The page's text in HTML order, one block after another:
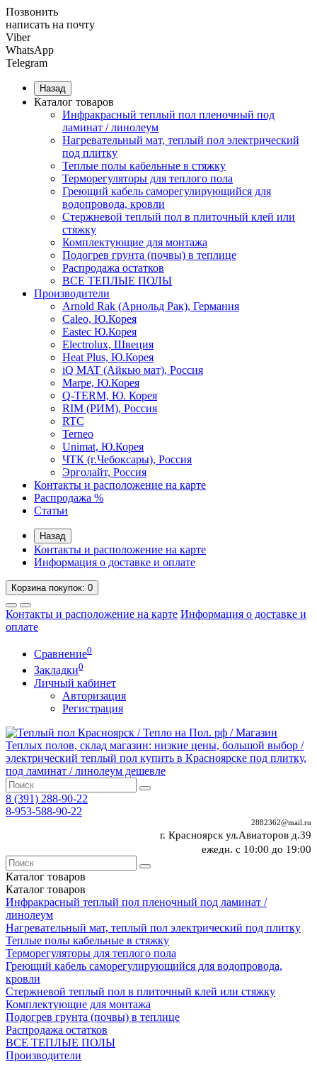
Позвонить
написать на почту
Viber
WhatsApp
Telegram
Назад
Каталог товаров
Инфракрасный теплый пол пленочный под
ламинат / линолеум
Нагревательный мат, теплый пол электрический
под плитку
Теплые полы кабельные в стяжку
Терморегуляторы для теплого пола
Греющий кабель саморегулирующийся для
водопровода, кровли
Cтержневой теплый пол в плиточный клей или
стяжку
Комплектующие для монтажа
Подогрев грунта (почвы) в теплице
Распродажа остатков
ВСЕ ТЕПЛЫЕ ПОЛЫ
Производители
Arnold Rak (Арнольд Рак), Германия
Caleo, Ю.Корея
Eastec Ю.Корея
Electrolux, Швеция
Heat Plus, Ю.Корея
iQ MAT (Айкью мат), Россия
Marpe, Ю.Корея
Q-TERM, Ю. Корея
RIM (РИМ), Россия
RTC
Terneo
Unimat, Ю.Корея
ЧТК (г.Чебоксары), Россия
Эрголайт, Россия
Контакты и расположение на карте
Распродажа %
Статьи
Назад
Контакты и расположение на карте
Информация о доставке и оплате
Корзинапокупок: 0
Контакты и расположение на карте Информация о доставке и
оплате
Сравнение0
Закладки0
Личный кабинет
Авторизация
Регистрация
8 (391) 288-90-22
8-953-588-90-22
2882362@mail.ru
г. Красноярск ул.Авиаторов д.39
ежедн. с 10:00 до 19:00
Каталог товаров
Каталог товаров
Инфракрасный теплый пол пленочный под ламинат /
линолеум
Нагревательный мат, теплый пол электрический под плитку
Теплые полы кабельные в стяжку
Терморегуляторы для теплого пола
Греющий кабель саморегулирующийся для водопровода,
кровли
Cтержневой теплый пол в плиточный клей или стяжку
Комплектующие для монтажа
Подогрев грунта (почвы) в теплице
Распродажа остатков
ВСЕ ТЕПЛЫЕ ПОЛЫ
Производители